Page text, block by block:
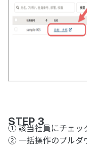
STEP 3
① 該当社員にチェッ
② 一括操作のプルダ